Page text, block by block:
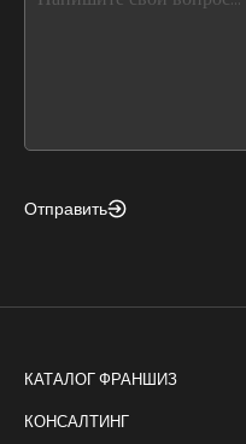
Отправить
КАТАЛОГ ФРАНШИЗ
КОНСАЛТИНГ